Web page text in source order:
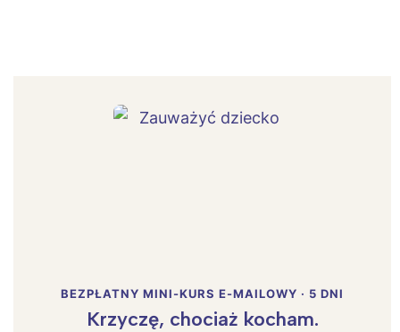
BEZPŁATNY MINI-KURS E-MAILOWY · 5 DNI
Krzyczę, chociaż kocham.